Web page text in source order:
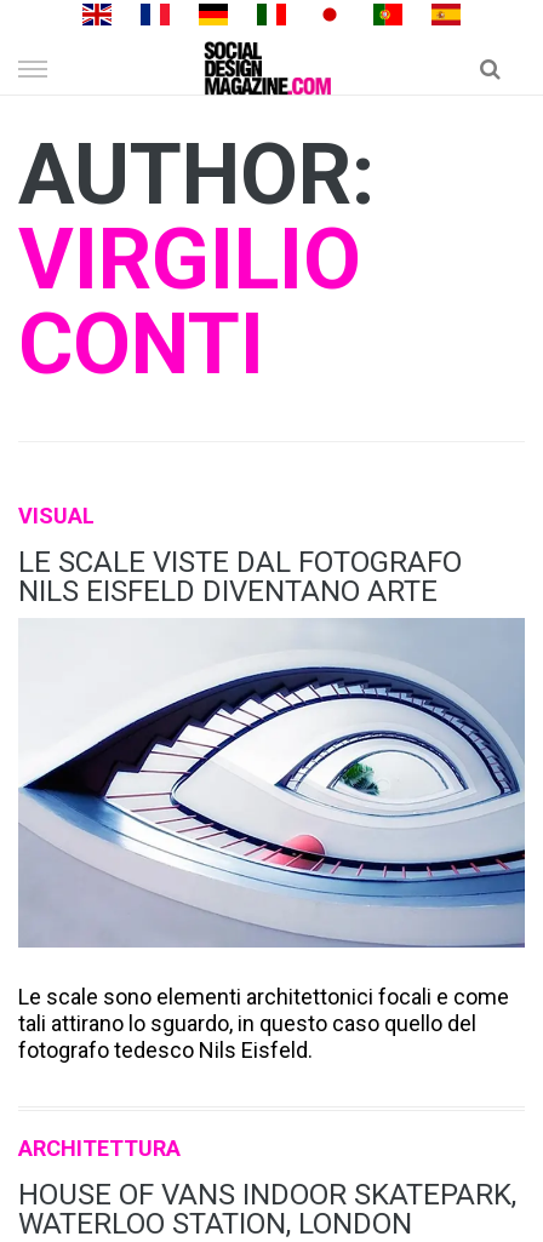
to
AUTHOR:
VIRGILIO
CONTI
VISUAL
LE SCALE VISTE DAL FOTOGRAFO
NILS EISFELD DIVENTANO ARTE
Le scale sono elementi architettonici focali e come
tali attirano lo sguardo, in questo caso quello del
fotografo tedesco Nils Eisfeld.
ARCHITETTURA
HOUSE OF VANS INDOOR SKATEPARK,
WATERLOO STATION, LONDON